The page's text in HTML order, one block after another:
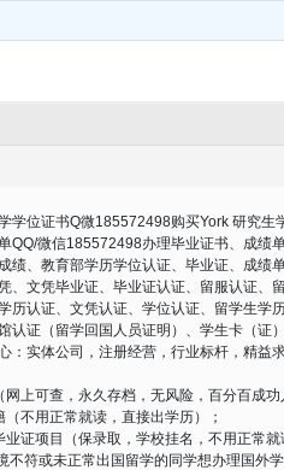
学位证书Q微185572498购买York 研究生
QQ/微信185572498办理毕业证书、成绩
绩、教育部学历学位认证、毕业证、成绩
、文凭毕业证、毕业证认证、留服认证、
历认证、文凭认证、学位认证、留学生学历
认证（留学回国人员证明）、学生卡（证
：实体公司，注册经营，行业标杆，精益求
上可查，永久存档，无风险，百分百成功
不用正常就读，直接出学历）；
证项目（保录取，学校挂名，不用正常就
不符或未正常出国留学的同学想办理国外